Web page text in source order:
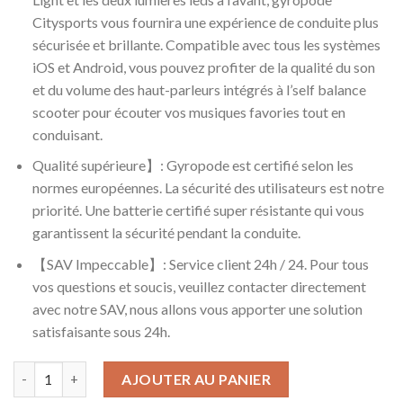
Citysports vous fournira une expérience de conduite plus
sécurisée et brillante. Compatible avec tous les systèmes
iOS et Android, vous pouvez profiter de la qualité du son
et du volume des haut-parleurs intégrés à l’self balance
scooter pour écouter vos musiques favories tout en
conduisant.
Qualité supérieure】: Gyropode est certifié selon les
normes européennes. La sécurité des utilisateurs est notre
priorité. Une batterie certifié super résistante qui vous
garantissent la sécurité pendant la conduite.
【SAV Impeccable】: Service client 24h / 24. Pour tous
vos questions et soucis, veuillez contacter directement
avec notre SAV, nous allons vous apporter une solution
satisfaisante sous 24h.
AJOUTER AU PANIER